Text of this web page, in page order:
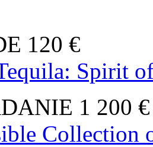
120 €
Spirit
1 200 €
Collection